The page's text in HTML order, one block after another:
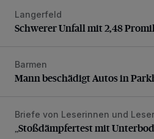
Schwerer Unfall mit 2,48
Langerfeld
Schwerer Unfall mit 2,48
Mann beschädigt Autos in
Barmen
Mann beschädigt Autos in
„Stoßdämpfertest mit
Briefe von Leserinnen und
„Stoßdämpfertest mit